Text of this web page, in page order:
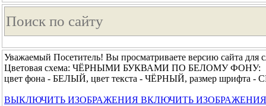
Уважаемый Посетитель! Вы просматриваете версию сайта для
Цветовая схема: ЧЁРНЫМИ БУКВАМИ ПО БЕЛОМУ ФОНУ:
цвет фона - БЕЛЫЙ, цвет текста - ЧЁРНЫЙ, размер шрифта
ВЫКЛЮЧИТЬ ИЗОБРАЖЕНИЯ ВКЛЮЧИТЬ ИЗОБРАЖЕНИЯ